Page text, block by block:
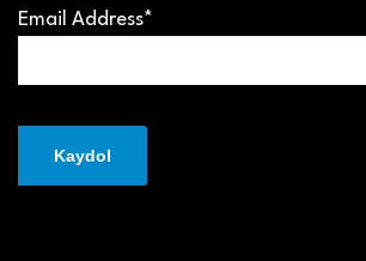
Email Address*